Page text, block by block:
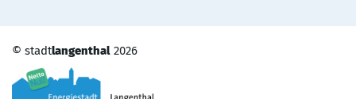
© stadtlangenthal 2026